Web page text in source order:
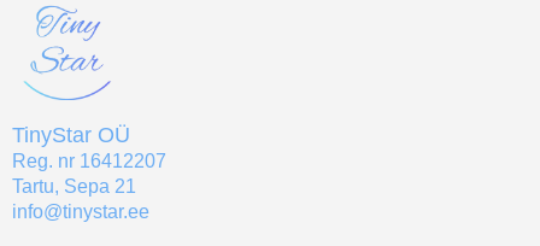
TinyStar OÜ
Reg. nr 16412207
Tartu, Sepa 21
info@tinystar.ee